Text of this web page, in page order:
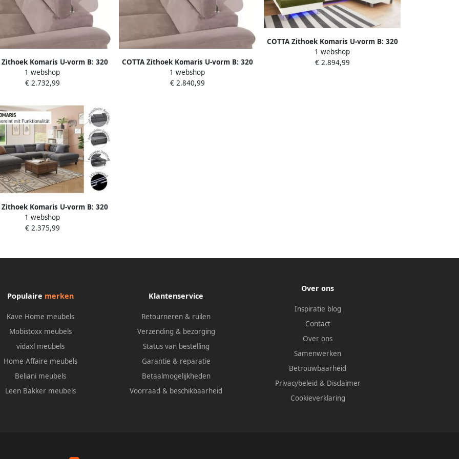
Zithoek Komaris U-vorm B: 320
cm (set: woonlandschap &
hocker) (set)
1 webshop
€ 2.732,99
COTTA Zithoek Komaris U-vorm B: 320
resp. 100 cm (set: woonlandschap &
hocker) (set)
1 webshop
€ 2.840,99
COTTA Zithoek Komaris U-vorm B: 320
resp. 100 cm (set: woonlandschap &
hocker) (set)
1 webshop
€ 2.894,99
Zithoek Komaris U-vorm B: 320
hoofdverstelling optioneel
bedlade & licht
1 webshop
€ 2.375,99
Populaire merken
Kave Home meubels
Mobistoxx meubels
vidaxl meubels
Home Affaire meubels
Beliani meubels
Leen Bakker meubels
Klantenservice
Retourneren & ruilen
Verzending & bezorging
Status van bestelling
Garantie & reparatie
Betaalmogelijkheden
Voorraad & beschikbaarheid
Over ons
Inspiratie blog
Contact
Over ons
Samenwerken
Betrouwbaarheid
Privacybeleid & Disclaimer
Cookieverklaring